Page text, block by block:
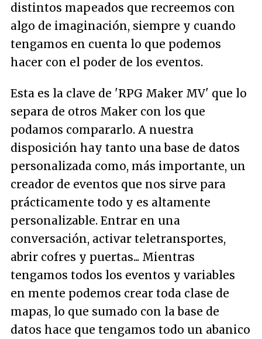
distintos mapeados que recreemos con
algo de imaginación, siempre y cuando
tengamos en cuenta lo que podemos
hacer con el poder de los eventos.
Esta es la clave de 'RPG Maker MV' que lo
separa de otros Maker con los que
podamos compararlo. A nuestra
disposición hay tanto una base de datos
personalizada como, más importante, un
creador de eventos que nos sirve para
prácticamente todo y es altamente
personalizable. Entrar en una
conversación, activar teletransportes,
abrir cofres y puertas... Mientras
tengamos todos los eventos y variables
en mente podemos crear toda clase de
mapas, lo que sumado con la base de
datos hace que tengamos todo un abanico